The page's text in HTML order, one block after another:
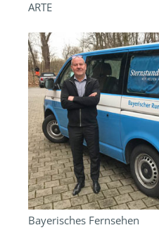
ARTE
Bayerisches Fernsehen